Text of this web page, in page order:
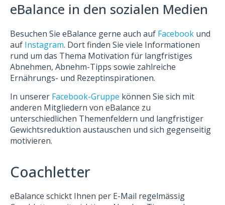
eBalance in den sozialen Medien
Besuchen Sie eBalance gerne auch auf Facebook und
auf Instagram. Dort finden Sie viele Informationen
rund um das Thema Motivation für langfristiges
Abnehmen, Abnehm-Tipps sowie zahlreiche
Ernährungs- und Rezeptinspirationen.
In unserer Facebook-Gruppe können Sie sich mit
anderen Mitgliedern von eBalance zu
unterschiedlichen Themenfeldern und langfristiger
Gewichtsreduktion austauschen und sich gegenseitig
motivieren.
Coachletter
eBalance schickt Ihnen per E-Mail regelmässig